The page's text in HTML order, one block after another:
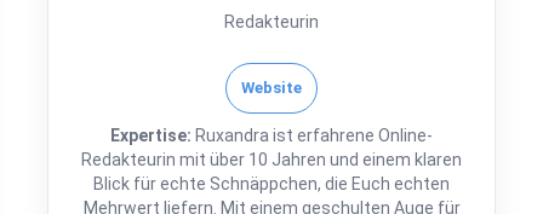
Redakteurin
Website
Expertise: Ruxandra ist erfahrene Online-
Redakteurin mit über 10 Jahren und einem klaren
Blick für echte Schnäppchen, die Euch echten
Mehrwert liefern. Mit einem geschulten Auge für